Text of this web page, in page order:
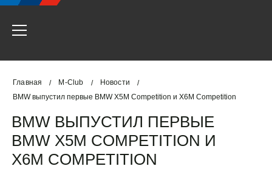
Главная / M-Club / Новости
/
BMW выпустил первые BMW X5M Competition и X6M Competition
BMW ВЫПУСТИЛ ПЕРВЫЕ
BMW X5M COMPETITION И
X6M COMPETITION